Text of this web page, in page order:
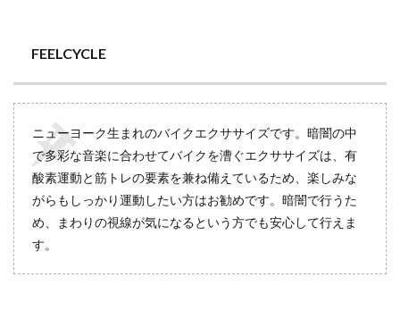
FEELCYCLE
ニューヨーク生まれのバイクエクササイズです。暗闇の中
で多彩な音楽に合わせてバイクを漕ぐエクササイズは、有
酸素運動と筋トレの要素を兼ね備えているため、楽しみな
がらもしっかり運動したい方はお勧めです。暗闇で行うた
め、まわりの視線が気になるという方でも安心して行えま
す。